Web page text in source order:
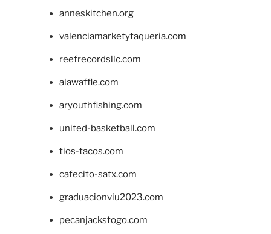
anneskitchen.org
valenciamarketytaqueria.com
reefrecordsllc.com
alawaffle.com
aryouthfishing.com
united-basketball.com
tios-tacos.com
cafecito-satx.com
graduacionviu2023.com
pecanjackstogo.com